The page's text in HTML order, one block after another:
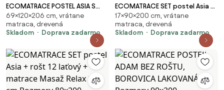
ECOMATRACE POSTEL ASIA S
ROŠTOM, BOROVICA LAKOVANÁ
Rozmery 120x200
69×120×206 cm, vrátane
matraca, drevená
Skladom
Doprava zadarmo
ECOMATRACE SET postel Asia +
rošt 12 laťový + matrace Masaž
Relax 17 cm Rozmery 90x200
17×90×200 cm, vrátane
matraca, drevená
Skladom
Doprava zadarmo